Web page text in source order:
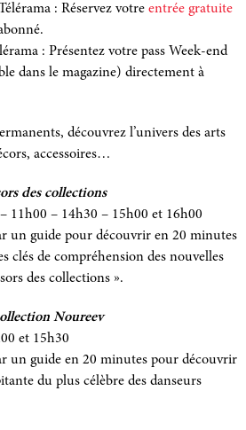
: Réservez votre entrée gratuite
: Présentez votre pass Week-end
dans le magazine) directement à
découvrez l’univers des arts
accessoires…
des collections
11h00 – 14h30 – 15h00 et 16h00
un guide pour découvrir en 20 minutes
clés de compréhension des nouvelles
des collections ».
Noureev
et 15h30
un guide en 20 minutes pour découvrir
du plus célèbre des danseurs